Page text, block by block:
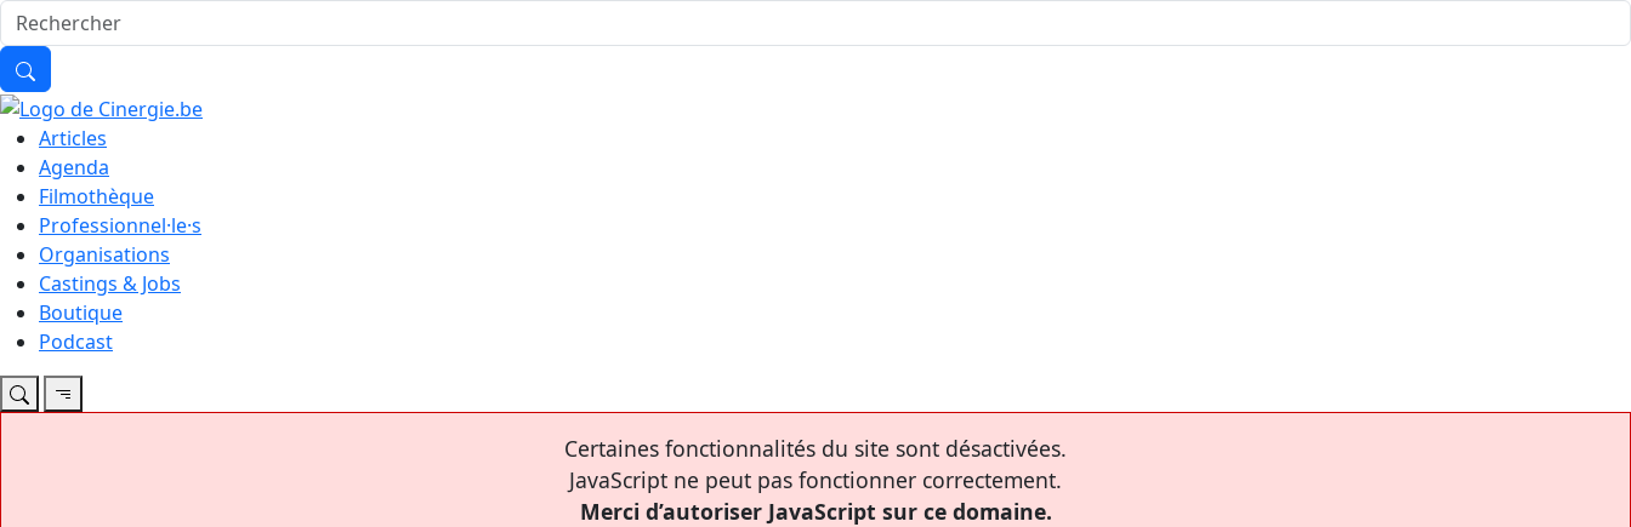
Articles
Agenda
Filmothèque
Professionnel·le·s
Organisations
Castings & Jobs
Boutique
Podcast
Certaines fonctionnalités du site sont désactivées.
JavaScript ne peut pas fonctionner correctement.
Merci d’autoriser JavaScript sur ce domaine.